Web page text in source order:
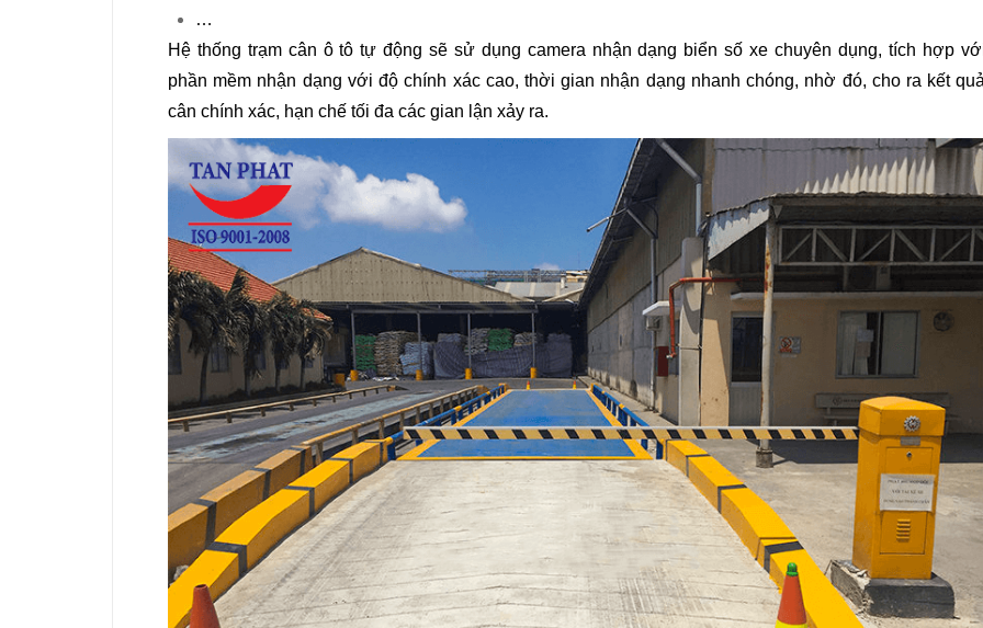
…
Hệ thống trạm cân ô tô tự động sẽ sử dụng camera nhận dạng biển số xe chuyên dụng, tích hợp
phần mềm nhận dạng với độ chính xác cao, thời gian nhận dạng nhanh chóng, nhờ đó, cho ra kết quả
cân chính xác, hạn chế tối đa các gian lận xảy ra.